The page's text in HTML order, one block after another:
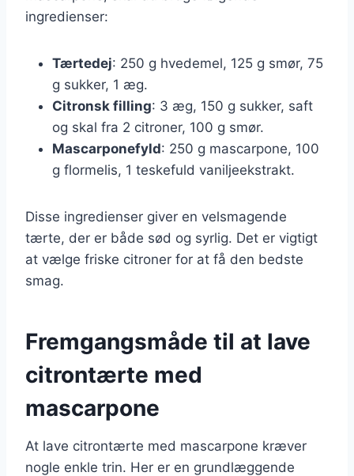
ingredienser:
Tærtedej: 250 g hvedemel, 125 g smør, 75
g sukker, 1 æg.
Citronsk filling: 3 æg, 150 g sukker, saft
og skal fra 2 citroner, 100 g smør.
Mascarponefyld: 250 g mascarpone, 100
g flormelis, 1 teskefuld vaniljeekstrakt.
Disse ingredienser giver en velsmagende
tærte, der er både sød og syrlig. Det er vigtigt
at vælge friske citroner for at få den bedste
smag.
Fremgangsmåde til at lave
citrontærte med
mascarpone
At lave citrontærte med mascarpone kræver
nogle enkle trin. Her er en grundlæggende